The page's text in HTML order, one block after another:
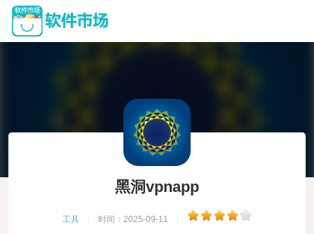
黑洞vpnapp
工具 时间：2025-09-11